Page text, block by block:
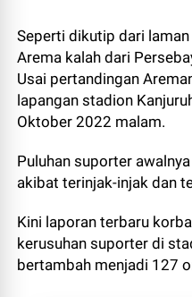
Seperti dikutip dari
Arema kalah dari
Usai pertandingan
lapangan stadion
Oktober 2022 malam.
Puluhan suporter
akibat terinjak-injak dan
Kini laporan terbaru
kerusuhan suporter di
bertambah menjadi 127